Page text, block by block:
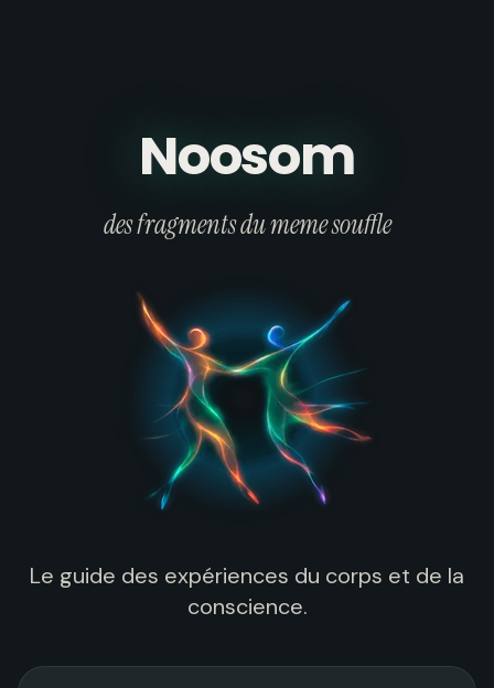
Noosom
des fragments du meme souffle
Le guide des expériences du corps et de la
conscience.